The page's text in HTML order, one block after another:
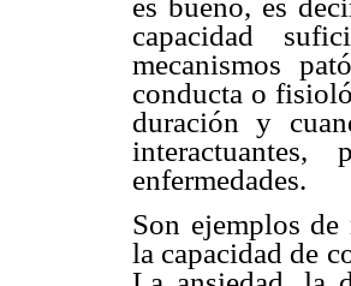
capacidad
mecanismos
conducta o
duración y
enfermedades.
Son ejemplos
la capacidad de